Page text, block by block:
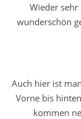
Wieder sehr
wunderschön
Auch hier ist
Vorne bis
kommen